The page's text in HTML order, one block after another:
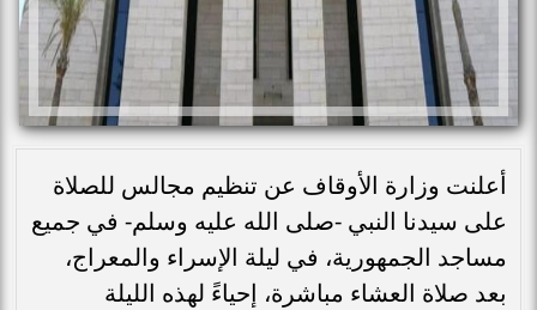
أعلنت وزارة الأوقاف عن تنظيم مجالس للصلاة
على سيدنا النبي -صلى الله عليه وسلم- في جميع
مساجد الجمهورية، في ليلة الإسراء والمعراج،
بعد صلاة العشاء مباشرة، إحياءً لهذه الليلة